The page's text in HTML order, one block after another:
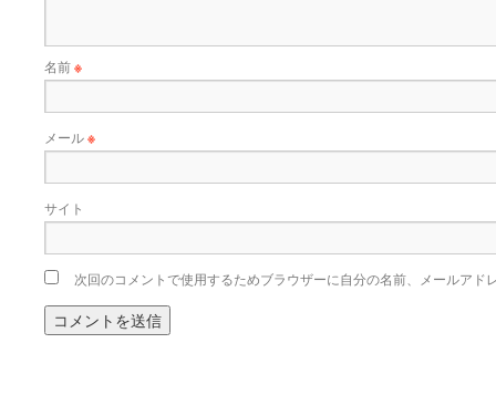
名前※
メール※
サイト
次回のコメントで使用するためブラウザーに自分の名前、メールアド